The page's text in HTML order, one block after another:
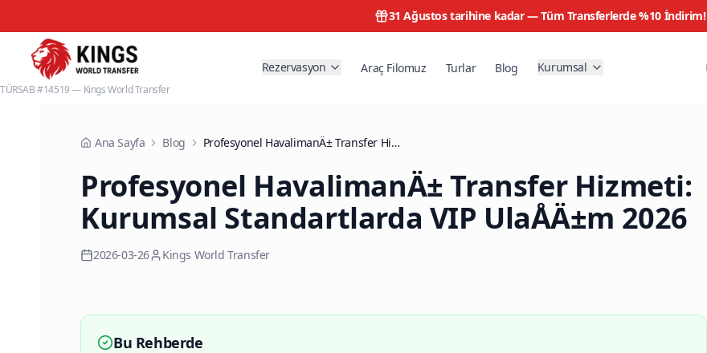
31 Ağustos tarihine kadar —Tüm Transferlerde %10 İndirim!
TÜRSAB #14519 — Kings World Transfer
Rezervasyon Araç Filomuz Turlar Blog Kurumsal
Ana Sayfa Blog Profesyonel HavalimanÄ± Transfer Hizmeti: Kurumsal Standartlarda VIP UlaÅÄ±m 2026
Profesyonel HavalimanÄ± Transfer Hizmeti:
Kurumsal Standartlarda VIP UlaÅÄ±m 2026
2026-03-26 Kings World Transfer
Bu Rehberde